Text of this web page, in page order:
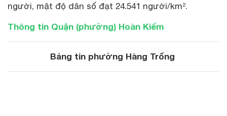
người, mật độ dân số đạt 24.541 người/km².
Thông tin Quận (phường) Hoàn Kiếm
Bảng tin phường Hàng Trống